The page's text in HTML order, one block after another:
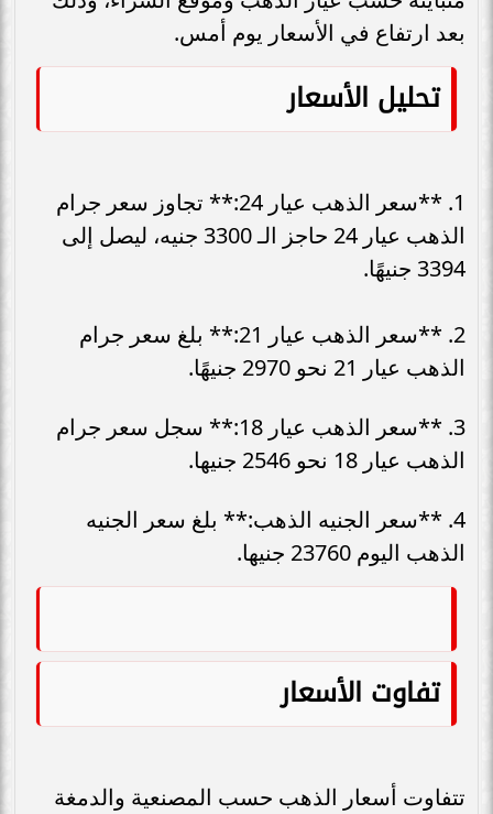
بعد ارتفاع في الأسعار يوم أمس.
تحليل الأسعار
1. **سعر الذهب عيار 24:** تجاوز سعر جرام
الذهب عيار 24 حاجز الـ 3300 جنيه، ليصل إلى
3394 جنيهًا.
2. **سعر الذهب عيار 21:** بلغ سعر جرام
الذهب عيار 21 نحو 2970 جنيهًا.
3. **سعر الذهب عيار 18:** سجل سعر جرام
الذهب عيار 18 نحو 2546 جنيها.
4. **سعر الجنيه الذهب:** بلغ سعر الجنيه
الذهب اليوم 23760 جنيها.
تفاوت الأسعار
تتفاوت أسعار الذهب حسب المصنعية والدمغة